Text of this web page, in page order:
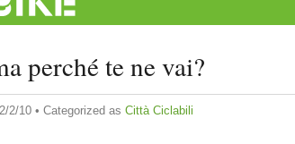
perché te ne vai?
2/10 • Categorized as Città Ciclabili